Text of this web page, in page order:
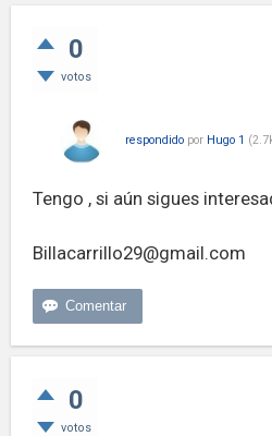
0
votos
respondido por Hugo 1 (
Tengo , si aún sigues
Billacarrillo29@gmail.com
0
votos